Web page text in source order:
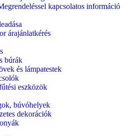
kapcsolatos információ
árajánlatkérés
búrák
és lámpatestek
eszközök
búvóhelyek
dekorációk